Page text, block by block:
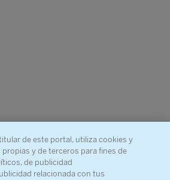
de este portal, utiliza cookies y
y de terceros para fines de
de publicidad
relacionada con tus